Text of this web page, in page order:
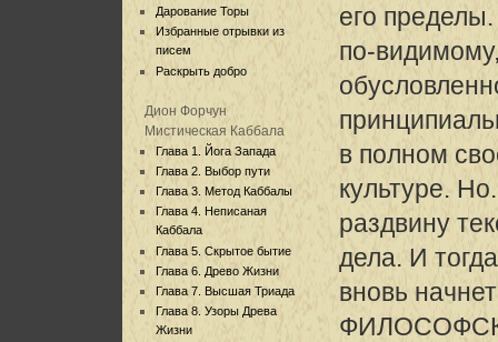
Дарование Торы
Избранные отрывки из
писем
Раскрыть добро
Дион Форчун
Мистическая Каббала
Глава 1. Йога Запада
Глава 2. Выбор пути
Глава 3. Метод Каббалы
Глава 4. Неписаная
Каббала
Глава 5. Скрытое бытие
Глава 6. Древо Жизни
Глава 7. Высшая Триада
Глава 8. Узоры Древа
Жизни
его
по-
в полном
культуре.
раздвину
дела. И
вновь